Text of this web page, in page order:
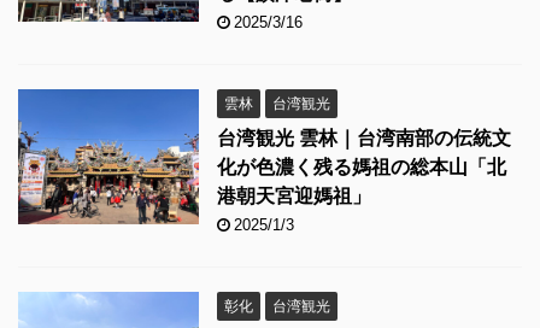
2025/3/16
雲林 台湾観光
台湾観光 雲林｜台湾南部の伝統文
化が色濃く残る媽祖の総本山「北
港朝天宮迎媽祖」
2025/1/3
彰化 台湾観光